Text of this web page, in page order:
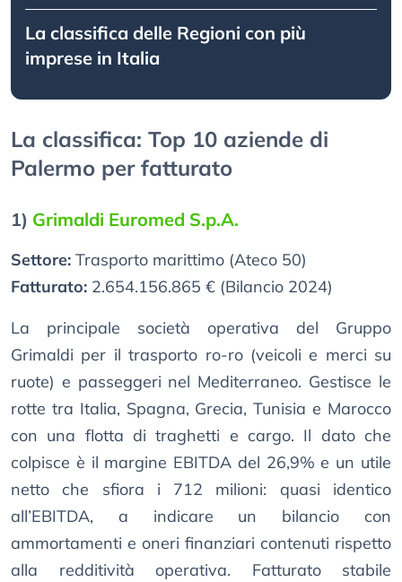
La classifica delle Regioni con più
imprese in Italia
La classifica: Top 10 aziende di
Palermo per fatturato
1) Grimaldi Euromed S.p.A.
Settore: Trasporto marittimo (Ateco 50)
Fatturato: 2.654.156.865 € (Bilancio 2024)
La principale società operativa del Gruppo
Grimaldi per il trasporto ro-ro (veicoli e merci su
ruote) e passeggeri nel Mediterraneo. Gestisce le
rotte tra Italia, Spagna, Grecia, Tunisia e Marocco
con una flotta di traghetti e cargo. Il dato che
colpisce è il margine EBITDA del 26,9% e un utile
netto che sfiora i 712 milioni: quasi identico
all’EBITDA, a indicare un bilancio con
ammortamenti e oneri finanziari contenuti rispetto
alla redditività operativa. Fatturato stabile